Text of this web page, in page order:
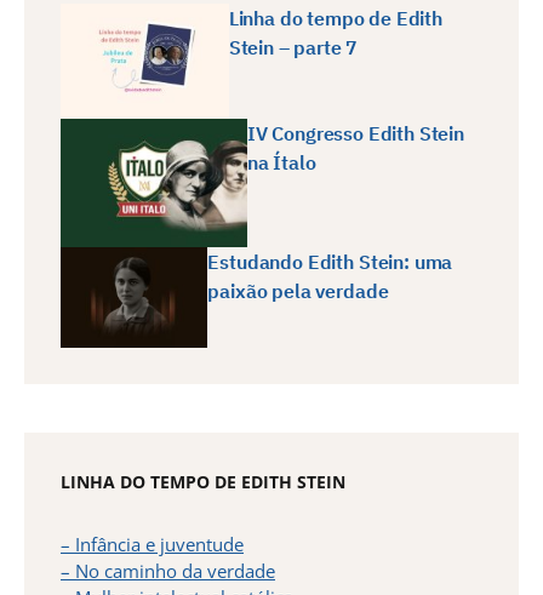
Linha do tempo de Edith
Stein – parte 7
IV Congresso Edith Stein
na Ítalo
Estudando Edith Stein: uma
paixão pela verdade
LINHA DO TEMPO DE EDITH STEIN
– Infância e juventude
– No caminho da verdade